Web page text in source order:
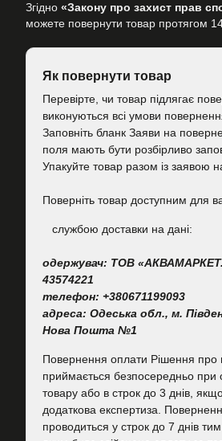
Згідно «Закону про захист прав
можете повернути товар протягом 14
Як повернути товар
Перевірте, чи товар підлягає
виконуються всі умови
Заповніть бланк Заяви на
поля мають бути розбірливо
Упакуйте товар разом із заявою
Поверніть товар доступним для
cлужбою доставки на дані:
одержувач: ТОВ
43574221
телефон: +380671199093
адреса: Одеська обл., м.
Нова Пошта №1
Повернення оплати Рішення про
приймається безпосередньо при
товару або в строк до 3 днів,
додаткова експертиза.
проводиться у строк до 7 днів